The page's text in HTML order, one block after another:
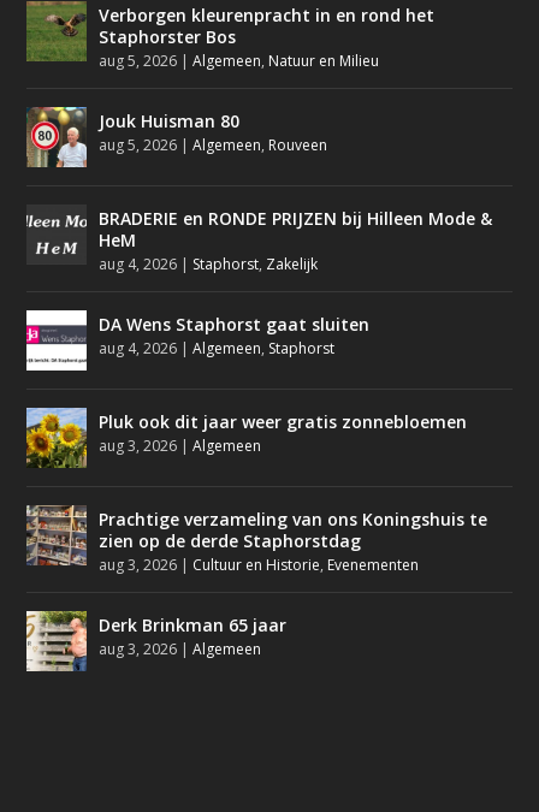
Verborgen kleurenpracht in en rond het
Staphorster Bos
aug 5, 2026 |Algemeen, Natuur en Milieu
Jouk Huisman 80
aug 5, 2026 |Algemeen, Rouveen
BRADERIE en RONDE PRIJZEN bij Hilleen Mode &
HeM
aug 4, 2026 | Staphorst, Zakelijk
DA Wens Staphorst gaat sluiten
aug 4, 2026 |Algemeen, Staphorst
Pluk ook dit jaar weer gratis zonnebloemen
aug 3, 2026 |Algemeen
Prachtige verzameling van ons Koningshuis te
zien op de derde Staphorstdag
aug 3, 2026 | Cultuur en Historie, Evenementen
Derk Brinkman 65 jaar
aug 3, 2026 |Algemeen